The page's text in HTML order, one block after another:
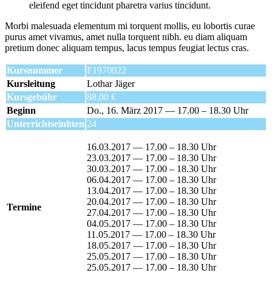
eleifend eget tincidunt pharetra varius tincidunt.
Morbi malesuada elementum mi torquent mollis, eu lobortis curae
purus amet vivamus, amet nulla torquent nibh. eu diam aliquam
pretium donec aliquam tempus, lacus tempus feugiat lectus cras.
Kursnummer
F1970022
Kursleitung
Lothar Jäger
Kursgebühr
88,00 €
Beginn
Do., 16. März 2017 — 17.00 – 18.30 Uhr
Unterrichtseinhten 24
Termine
16.03.2017 — 17.00 – 18.30 Uhr
23.03.2017 — 17.00 – 18.30 Uhr
30.03.2017 — 17.00 – 18.30 Uhr
06.04.2017 — 17.00 – 18.30 Uhr
13.04.2017 — 17.00 – 18.30 Uhr
20.04.2017 — 17.00 – 18.30 Uhr
27.04.2017 — 17.00 – 18.30 Uhr
04.05.2017 — 17.00 – 18.30 Uhr
11.05.2017 — 17.00 – 18.30 Uhr
18.05.2017 — 17.00 – 18.30 Uhr
25.05.2017 — 17.00 – 18.30 Uhr
25.05.2017 — 17.00 – 18.30 Uhr